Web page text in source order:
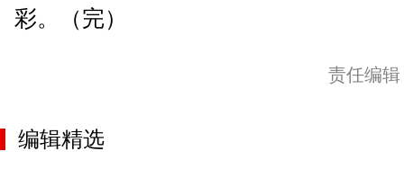
彩。（完）
责任编
编辑精选